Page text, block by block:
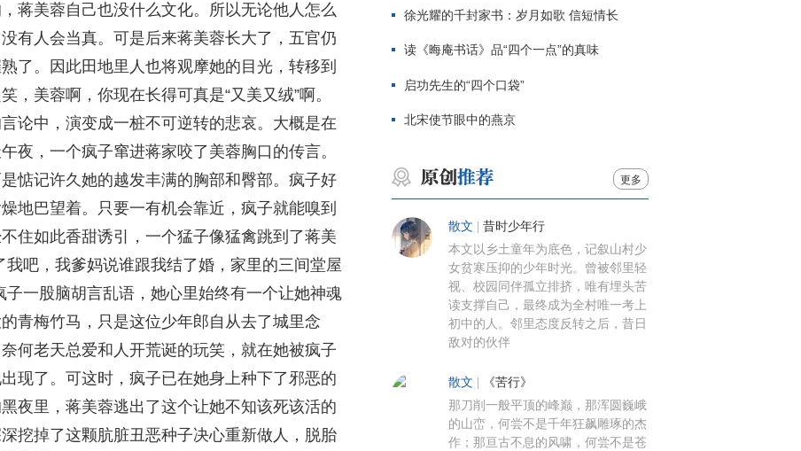
蒋美蓉自己也没什么文化。所以无论他人怎么
有人会当真。可是后来蒋美蓉长大了，五官仍
了。因此田地里人也将观摩她的目光，转移到
，美蓉啊，你现在长得可真是“又美又绒”啊。
论中，演变成一桩不可逆转的悲哀。大概是在
夜，一个疯子窜进蒋家咬了美蓉胸口的传言。
惦记许久她的越发丰满的胸部和臀部。疯子好
地巴望着。只要一有机会靠近，疯子就能嗅到
住如此香甜诱引，一个猛子像猛禽跳到了蒋美
吧，我爹妈说谁跟我结了婚，家里的三间堂屋
子一股脑胡言乱语，她心里始终有一个让她神魂
青梅竹马，只是这位少年郎自从去了城里念
何老天总爱和人开荒诞的玩笑，就在她被疯子
现了。可这时，疯子已在她身上种下了邪恶的
夜里，蒋美蓉逃出了这个让她不知该死该活的
挖掉了这颗肮脏丑恶种子决心重新做人，脱胎
徐光耀的千封家书：岁月如歌 信短情长
读《晦庵书话》品“四个一点”的真味
启功先生的“四个口袋”
北宋使节眼中的燕京
更多
散文 昔时少年行
本文以乡土童年为底色，记叙山村少
女贫寒压抑的少年时光。曾被邻里轻
视、校园同伴孤立排挤，唯有埋头苦
读支撑自己，最终成为全村唯一考上
初中的人。邻里态度反转之后，昔日
敌对的伙伴
散文 《苦行》
那刀削一般平顶的峰巅，那浑圆巍峨
的山峦，何尝不是千年狂飙雕琢的杰
作；那亘古不息的风啸，何尝不是苍